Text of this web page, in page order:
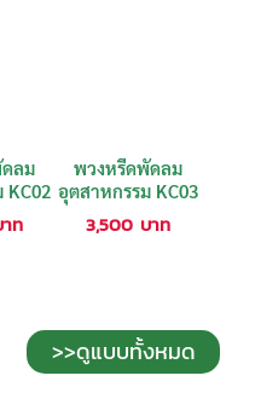
ลม
KC02
ท
พวงหรีดพัดลม
อุตสาหกรรม KC03
3,500 บาท
>>ดูแบบทั้งหมด